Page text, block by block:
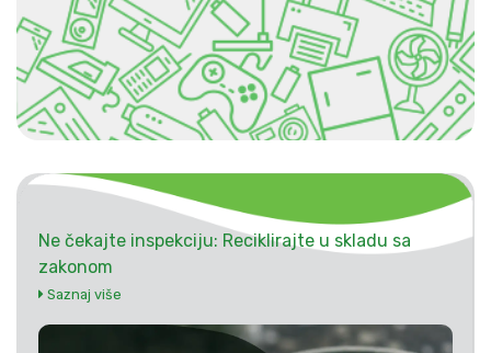
Ne čekajte inspekciju: Reciklirajte u skladu sa
zakonom
Saznaj više